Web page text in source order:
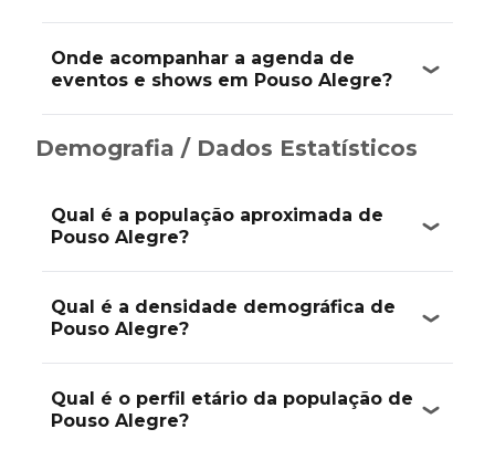
Onde acompanhar a agenda de
eventos e shows em Pouso Alegre?
Demografia / Dados Estatísticos
Qual é a população aproximada de
Pouso Alegre?
Qual é a densidade demográfica de
Pouso Alegre?
Qual é o perfil etário da população de
Pouso Alegre?